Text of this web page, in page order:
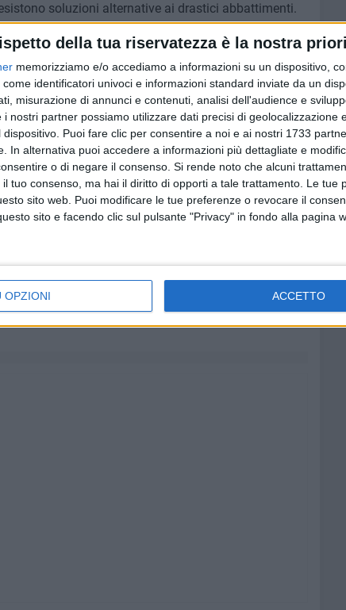
della tua riservatezza è la nostra
memorizziamo e/o accediamo a informazioni su un dispositivo,
identificatori univoci e informazioni standard inviate da un
misurazione di annunci e contenuti, analisi dell'audience e
nostri partner possiamo utilizzare dati precisi di geolocalizzazione
Puoi fare clic per consentire a noi e ai nostri 1733
In alternativa puoi accedere a informazioni più dettagliate e
o di negare il consenso. Si rende noto che alcuni
tuo consenso, ma hai il diritto di opporti a tale trattamento. Le tue
sito web. Puoi modificare le tue preferenze o revocare il
sito e facendo clic sul pulsante "Privacy" in fondo alla pagina
OPZIONI ACCETTO
soluzioni alternative ai drastici abbattimenti.
fattivamente ad una seria
piantumazioni di alberi e realizzare, attraverso la
che è espressione fondamentale della
all'Assessore ai rapporti con le associazioni cittadine
APS – Avv. Maria Grazia Cinquepalmi
salute BAT – Antonio Carrabba